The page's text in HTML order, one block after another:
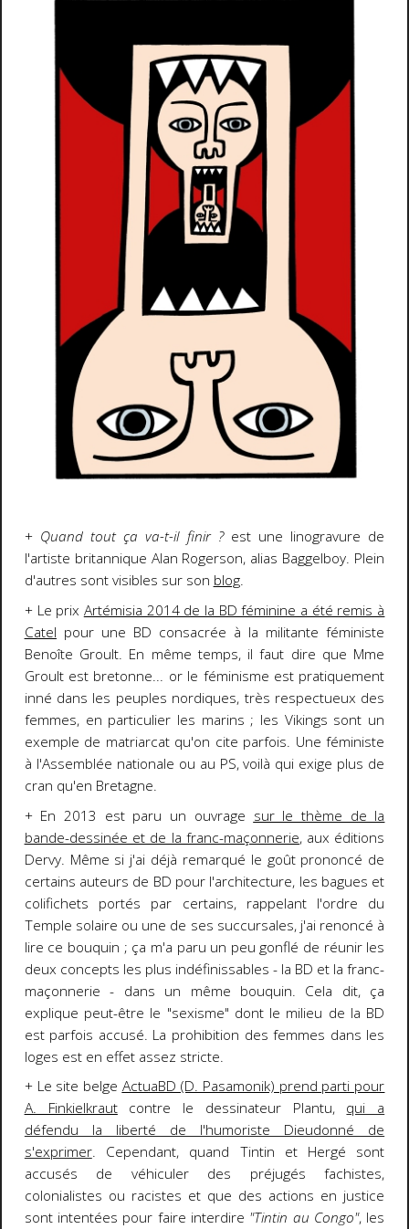
+ Quand tout ça va-t-il finir ?est une linogravure de
l'artiste britannique Alan Rogerson, alias Baggelboy. Plein
d'autres sont visibles sur son blog.
+ Le prix Artémisia 2014 de la BD féminine a été remis à
Catel pour une BD consacrée à la militante féministe
Benoîte Groult. En même temps, il faut dire que Mme
Groult est bretonne... or le féminisme est pratiquement
inné dans les peuples nordiques, très respectueux des
femmes, en particulier les marins ; les Vikings sont un
exemple de matriarcat qu'on cite parfois. Une féministe
à l'Assemblée nationale ou au PS, voilà qui exige plus de
cran qu'en Bretagne.
+ En 2013 est paru un ouvrage sur le thème de la
bande-dessinée et de la franc-maçonnerie, aux éditions
Dervy. Même si j'ai déjà remarqué le goût prononcé de
certains auteurs de BD pour l'architecture, les bagues et
colifichets portés par certains, rappelant l'ordre du
Temple solaire ou une de ses succursales, j'ai renoncé à
lire ce bouquin ; ça m'a paru un peu gonflé de réunir les
deux concepts les plus indéfinissables - la BD et la franc-
maçonnerie - dans un même bouquin. Cela dit, ça
explique peut-être le "sexisme" dont le milieu de la BD
est parfois accusé. La prohibition des femmes dans les
loges est en effet assez stricte.
+ Le site belge ActuaBD (D. Pasamonik) prend parti pour
A. Finkielkrautcontre le dessinateur Plantu, qui a
défendu la liberté de l'humoriste Dieudonné de
s'exprimer. Cependant, quand Tintin et Hergé sont
accusés de véhiculer des préjugés fachistes,
colonialistes ou racistes et que des actions en justice
sont intentées pour faire interdire "Tintin au Congo", les